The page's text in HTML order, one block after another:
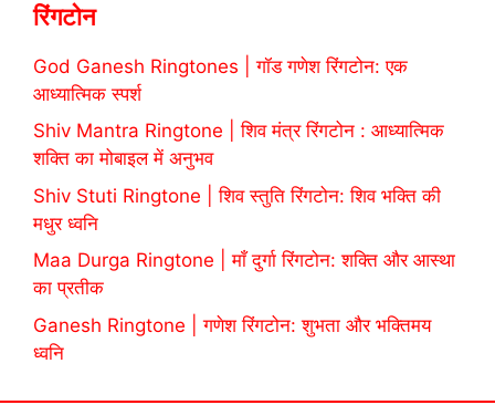
रिंगटोन
God Ganesh Ringtones | गॉड गणेश रिंगटोन: एक
आध्यात्मिक स्पर्श
Shiv Mantra Ringtone | शिव मंत्र रिंगटोन : आध्यात्मिक
शक्ति का मोबाइल में अनुभव
Shiv Stuti Ringtone | शिव स्तुति रिंगटोन: शिव भक्ति की
मधुर ध्वनि
Maa Durga Ringtone | माँ दुर्गा रिंगटोन: शक्ति और आस्था
का प्रतीक
Ganesh Ringtone | गणेश रिंगटोन: शुभता और भक्तिमय
ध्वनि